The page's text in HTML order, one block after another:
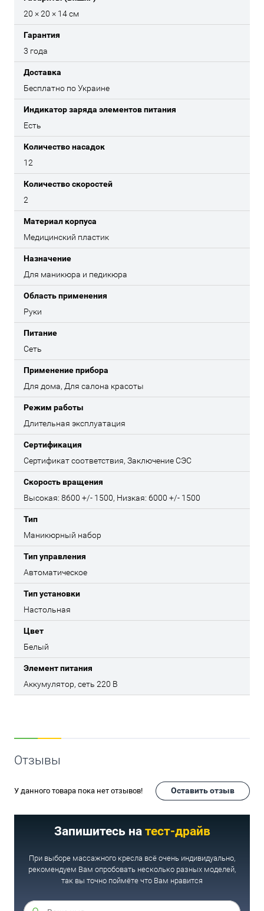
20 × 20 × 14 см
Гарантия
3 года
Доставка
Бесплатно по Украине
Индикатор заряда элементов питания
Есть
Количество насадок
12
Количество скоростей
2
Материал корпуса
Медицинский пластик
Назначение
Для маникюра и педикюра
Область применения
Руки
Питание
Сеть
Применение прибора
Для дома, Для салона красоты
Режим работы
Длительная эксплуатация
Сертификация
Сертификат соответствия, Заключение СЭС
Скорость вращения
Высокая: 8600 +/- 1500, Низкая: 6000 +/- 1500
Тип
Маникюрный набор
Тип управления
Автоматическое
Тип установки
Настольная
Цвет
Белый
Элемент питания
Аккумулятор, сеть 220 В
Отзывы
У данного товара пока нет отзывов! Оставить отзыв
Запишитесь на тест-драйв
При выборе массажного кресла всё очень индивидуально,
рекомендуем Вам опробовать несколько разных моделей,
так вы точно поймёте что Вам нравится